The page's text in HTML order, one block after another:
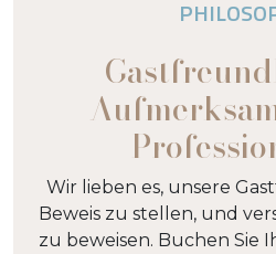
Wir lieben es, unsere
Beweis zu stellen, und
zu beweisen. Buchen Sie